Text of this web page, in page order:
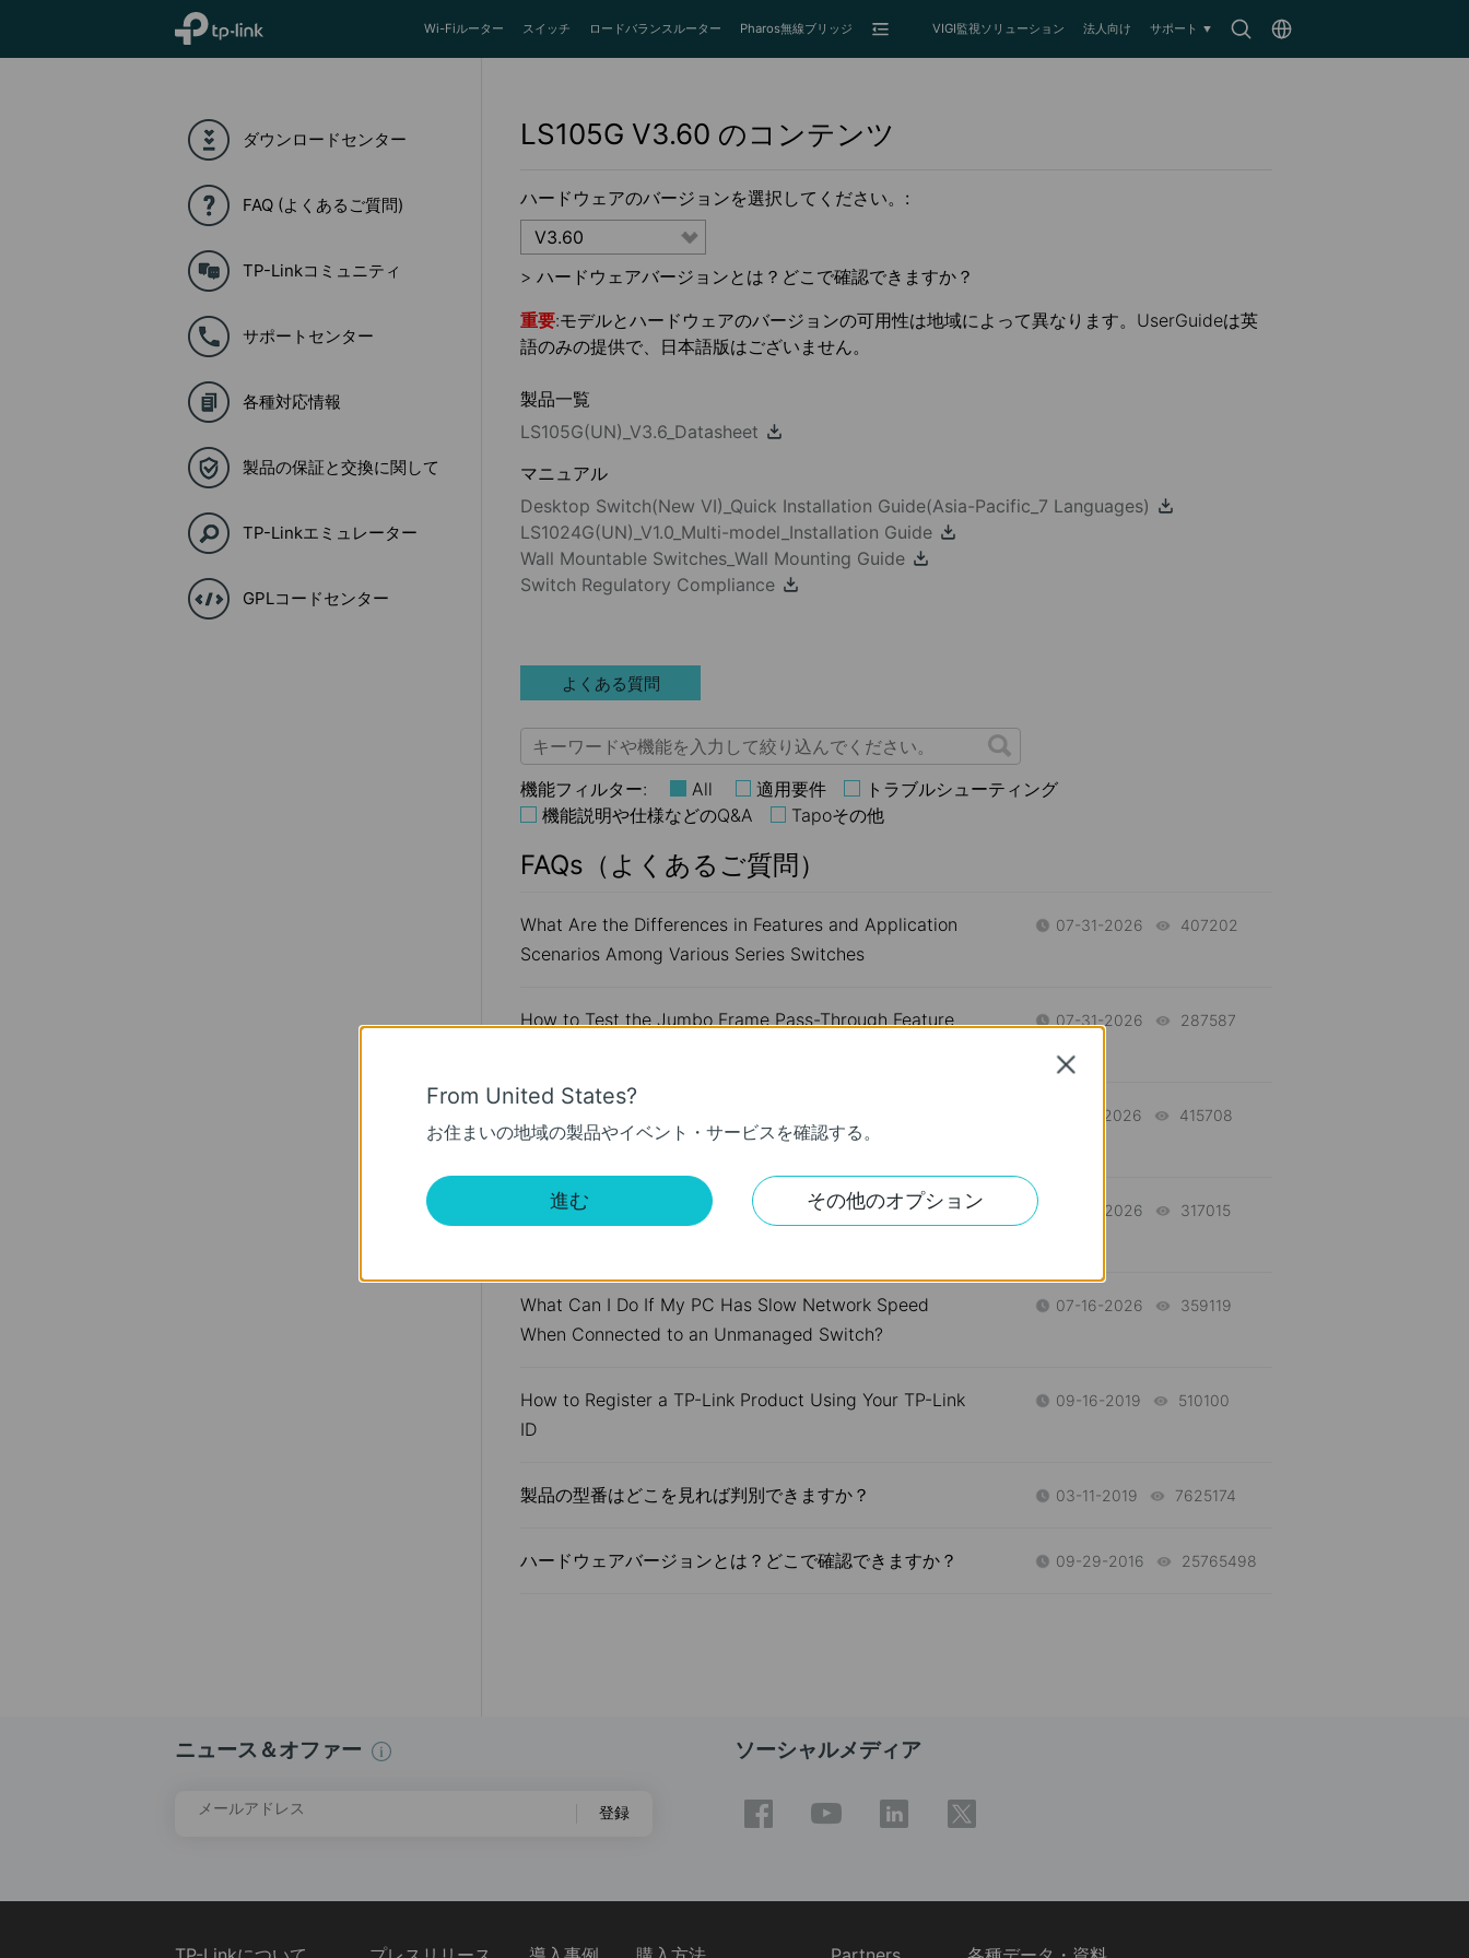
TP-Link, Reliably Smart
SearchChoose
Wi-Fiルーター スイッチ ロードバランスルーター Pharos無線ブリッジ VIGI監視ソリューション 法人向け サポート
ダウンロードセンター
FAQ (よくあるご質問)
TP-Linkコミュニティ
サポートセンター
各種対応情報
製品の保証と交換に関して
TP-Linkエミュレーター
GPLコードセンター
LS105G V3.60 のコンテンツ
ハードウェアのバージョンを選択してください。:
V3.60
> ハードウェアバージョンとは？どこで確認できますか？
重要:モデルとハードウェアのバージョンの可用性は地域によって異なります。UserGuideは英
語のみの提供で、日本語版はございません。
製品一覧
LS105G(UN)_V3.6_Datasheet
マニュアル
Desktop Switch(New VI)_Quick Installation Guide(Asia-Pacific_7 Languages)
LS1024G(UN)_V1.0_Multi-model_Installation Guide
Wall Mountable Switches_Wall Mounting Guide
Switch Regulatory Compliance
よくある質問
機能フィルター: All 適用要件
トラブルシューティング
機能説明や仕様などのQ&A
Tapoその他
FAQs（よくあるご質問）
What Are the Differences in Features and Application
Scenarios Among Various Series Switches
07-31-2026 407202
How to Test the Jumbo Frame Pass-Through Feature
07-31-2026 287587
Link Unmanaged Switch?
07-17-2026 415708
What Can I Do If My PC Is Not Working When
07-16-2026 317015
What Can I Do If My PC Has Slow Network Speed
When Connected to an Unmanaged Switch?
07-16-2026 359119
How to Register a TP-Link Product Using Your TP-Link
ID
09-16-2019 510100
製品の型番はどこを見れば判別できますか？ 03-11-2019 7625174
ハードウェアバージョンとは？どこで確認できますか？ 09-29-2016 25765498
ニュース＆オファー
メールアドレス 登録
ソーシャルメディア
From United States?
お住まいの地域の製品やイベント・サービスを確認する。
進む その他のオプション
Close